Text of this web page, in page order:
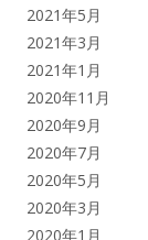
2021年5月
2021年3月
2021年1月
2020年11月
2020年9月
2020年7月
2020年5月
2020年3月
2020年1月